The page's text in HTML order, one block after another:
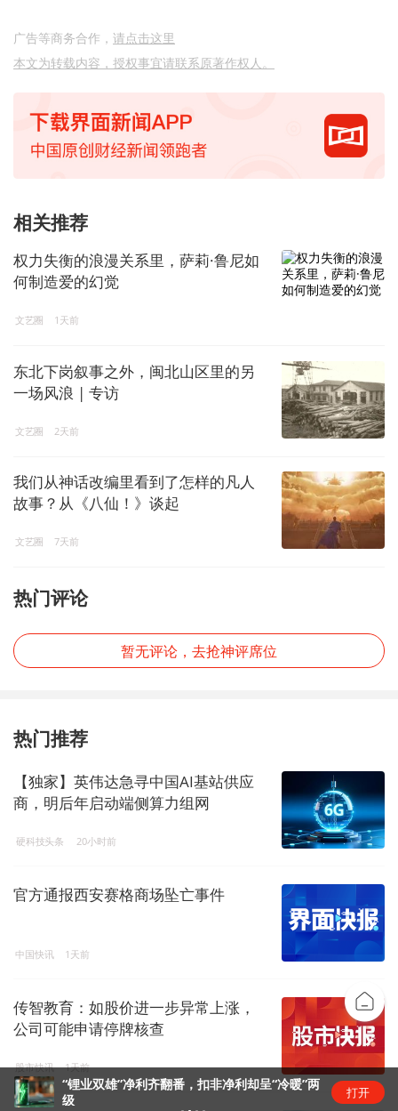
广告等商务合作， 请点击这里
本文为转载内容，授权事宜请联系原著作权人。
相关推荐
权力失衡的浪漫关系里，萨莉·鲁尼如
何制造爱的幻觉
文艺圈 1天前
东北下岗叙事之外，闽北山区里的另
一场风浪 | 专访
文艺圈 2天前
我们从神话改编里看到了怎样的凡人
故事？从《八仙！》谈起
文艺圈 7天前
热门评论
暂无评论，去抢神评席位
热门推荐
【独家】英伟达急寻中国AI基站供应
商，明后年启动端侧算力组网
硬科技头条 20小时前
官方通报西安赛格商场坠亡事件
中国快讯 1天前
传智教育：如股价进一步异常上涨，
公司可能申请停牌核查
股市快讯 1天前
“锂业双雄”净利齐翻番，扣非净利却呈“冷暖”两
级
打开